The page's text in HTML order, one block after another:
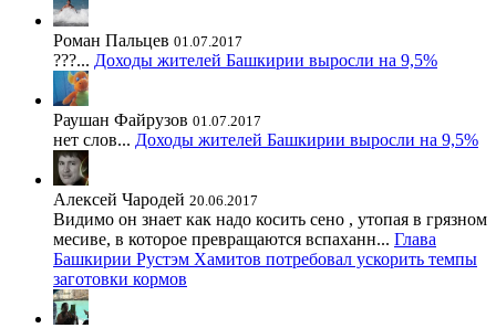
Роман Пальцев 01.07.2017
???... Доходы жителей Башкирии выросли на 9,5%
Раушан Файрузов 01.07.2017
нет слов... Доходы жителей Башкирии выросли на 9,5%
Алексей Чародей 20.06.2017
Видимо он знает как надо косить сено , утопая в грязном
месиве, в которое превращаются вспаханн... Глава
Башкирии Рустэм Хамитов потребовал ускорить темпы
заготовки кормов